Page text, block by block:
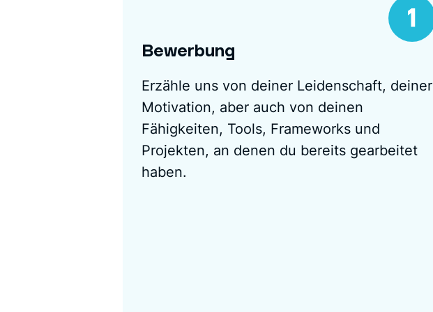
Bewerbung
Erzähle uns von deiner Leidenschaft, deiner
Motivation, aber auch von deinen
Fähigkeiten, Tools, Frameworks und
Projekten, an denen du bereits gearbeitet
haben.